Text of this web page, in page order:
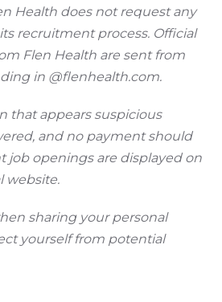
Health does not request any
recruitment process. Official
Flen Health are sent from
in @flenhealth.com.
that appears suspicious
and no payment should
job openings are displayed on
website.
sharing your personal
yourself from potential